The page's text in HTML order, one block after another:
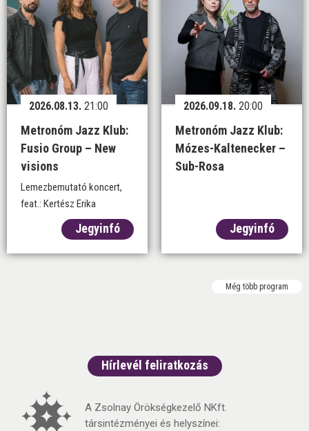
2026.08.13. 21:00
Metronóm Jazz Klub:
Fusio Group – New
visions
Lemezbemutató koncert,
feat.: Kertész Erika
Jegyinfó
2026.09.18. 20:00
Metronóm Jazz Klub:
Mózes-Kaltenecker –
Sub-Rosa
Jegyinfó
Még több program
Hírlevél feliratkozás
A Zsolnay Örökségkezelő NKft.
társintézményei és helyszínei: